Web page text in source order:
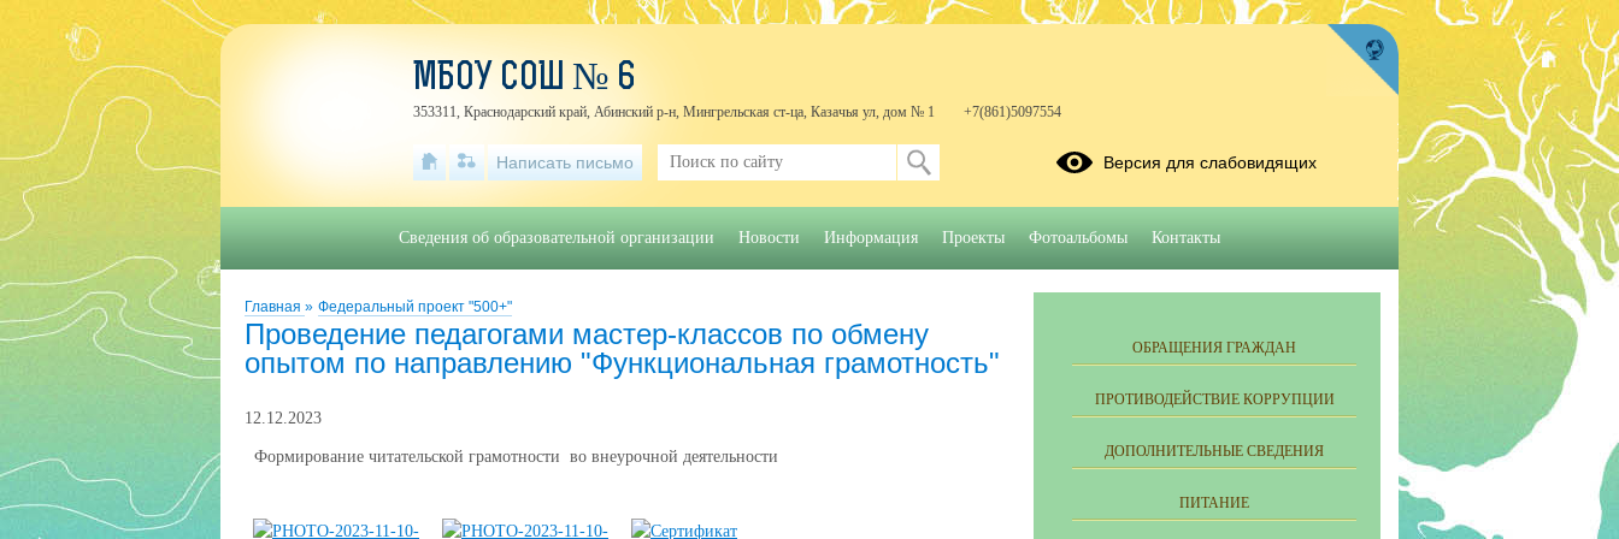
Главная » Федеральный проект "500+"
Проведение педагогами мастер-классов по обмену
опытом по направлению "Функциональная грамотность"
12.12.2023
Формирование читательской грамотности во внеурочной деятельности
ОБРАЩЕНИЯ ГРАЖДАН
ПРОТИВОДЕЙСТВИЕ КОРРУПЦИИ
ДОПОЛНИТЕЛЬНЫЕ СВЕДЕНИЯ
ПИТАНИЕ
МБОУ СОШ № 6
353311, Краснодарский край, Абинский р-н, Мингрельская ст-ца, Казачья ул, дом № 1 +7(861)5097554
Написать письмо Версия для слабовидящих
Сведения об образовательной организации Новости Информация Проекты Фотоальбомы Контакты